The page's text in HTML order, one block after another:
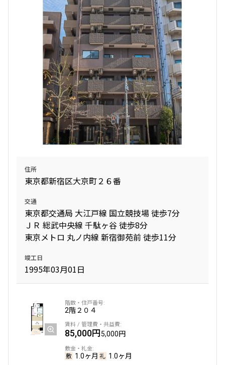
検索結果の絞り込み
〜
管理費/共益費含む
礼金１ヶ月以下
フリーレント付き
間取り
1R〜1K
1DK〜1LDK
2LDK
4LDK〜
専有面積
指定なし
新築
1年以内
3年以内
10年以内
20年以内
30年以内
住所
東京都新宿区大京町２６番
交通
東京都交通局 大江戸線 国立競技場 徒歩7分
ＪＲ 総武中央線 千駄ヶ谷 徒歩8分
東京メトロ 丸ノ内線 新宿御苑前 徒歩11分
竣工日
1995年03月01日
2階２０４
85,000円5,000円
1.0ヶ月 1.0ヶ月